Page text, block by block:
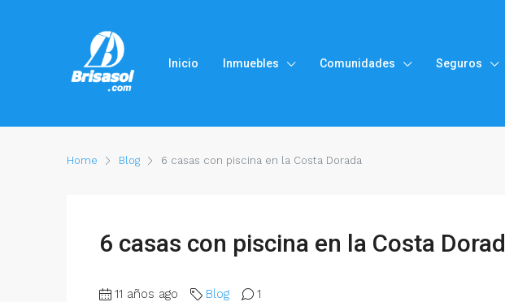
Inicio Inmuebles Comunidades Seguros
Home Blog 6 casas con piscina en la Costa Dorada
6 casas con piscina en la Costa
11 años ago Blog 1